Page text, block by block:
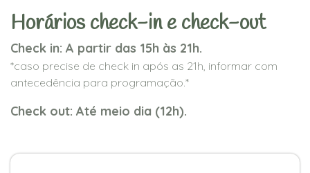
Horários check-in e check-out
Check in: A partir das 15h às 21h.
*caso precise de check in após as 21h, informar com
antecedência para programação.*
Check out: Até meio dia (12h).